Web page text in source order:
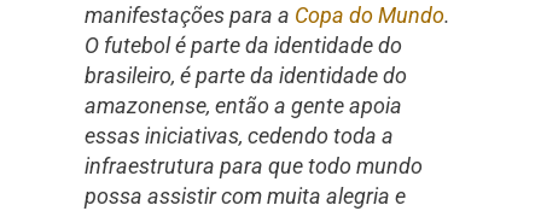
manifestações para a Copa do Mundo.
O futebol é parte da identidade do
brasileiro, é parte da identidade do
amazonense, então a gente apoia
essas iniciativas, cedendo toda a
infraestrutura para que todo mundo
possa assistir com muita alegria e